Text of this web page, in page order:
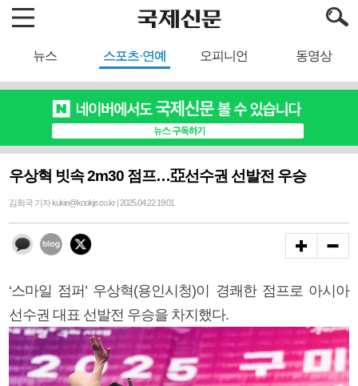
뉴스 스포츠·연예 오피니언 동영상
우상혁 빗속 2m30 점프…亞선수권 선발전 우승
김희국 기자 kukie@kookje.co.kr | 2025.04.22 19:01
‘스마일 점퍼’ 우상혁(용인시청)이 경쾌한 점프로 아시아
선수권 대표 선발전 우승을 차지했다.